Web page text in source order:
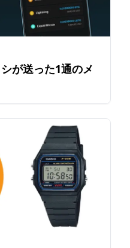
が送った1通のメ